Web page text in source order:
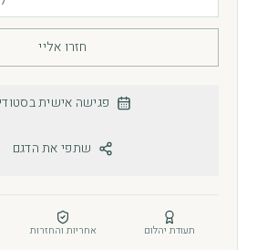
חזרו אליי
פגישה אישית
שתפי את הדגם
תעודת יהלום אחריות והחזרות